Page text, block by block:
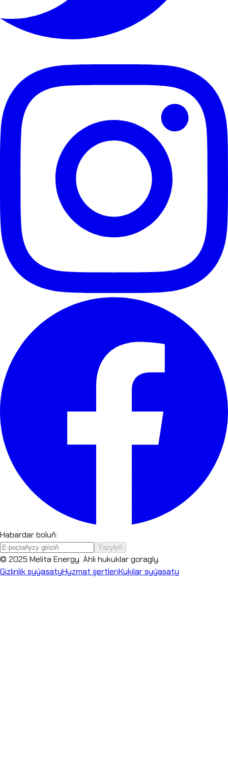
Habardar boluň:
Ýazylyň
© 2025 Melita Energy. Ähli hukuklar goragly.
Gizlinlik syýasatyHyzmat şertleriKukilar syýasaty